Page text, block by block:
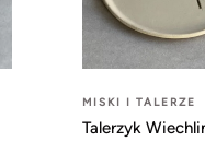
MISKI I TALERZE
Talerzyk